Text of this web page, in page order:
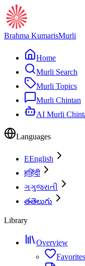
Brahma KumarisMurli
Home
Murli Search
Murli Topics
Murli Chintan
AI Murli
Languages
EEnglish
हहिंदी
ગગુજરાતી
తతెలుగు
Library
Overview
Favorites